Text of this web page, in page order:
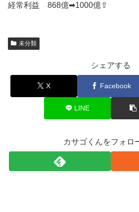
経常利益 868億➡1000億⇧
未分類
シェアする
X Facebook
LINE
カサゴくんをフォロ